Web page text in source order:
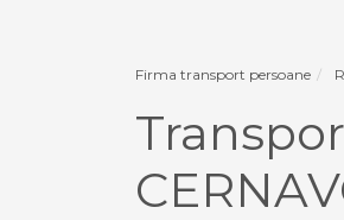
Firma transport persoane